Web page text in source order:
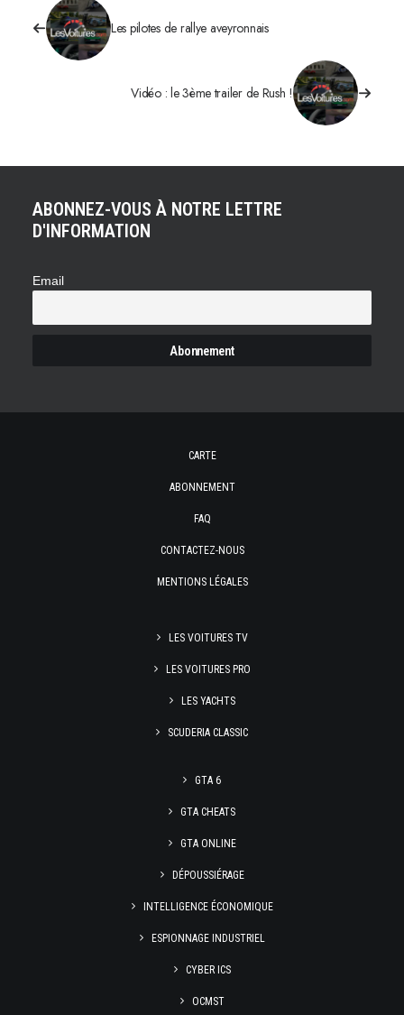
Les pilotes de rallye aveyronnais
Vidéo : le 3ème trailer de Rush !
ABONNEZ-VOUS À NOTRE LETTRE
D'INFORMATION
Email
CARTE
ABONNEMENT
FAQ
CONTACTEZ-NOUS
MENTIONS LÉGALES
LES VOITURES TV
LES VOITURES PRO
LES YACHTS
SCUDERIA CLASSIC
GTA 6
GTA CHEATS
GTA ONLINE
DÉPOUSSIÉRAGE
INTELLIGENCE ÉCONOMIQUE
ESPIONNAGE INDUSTRIEL
CYBER ICS
OCMST